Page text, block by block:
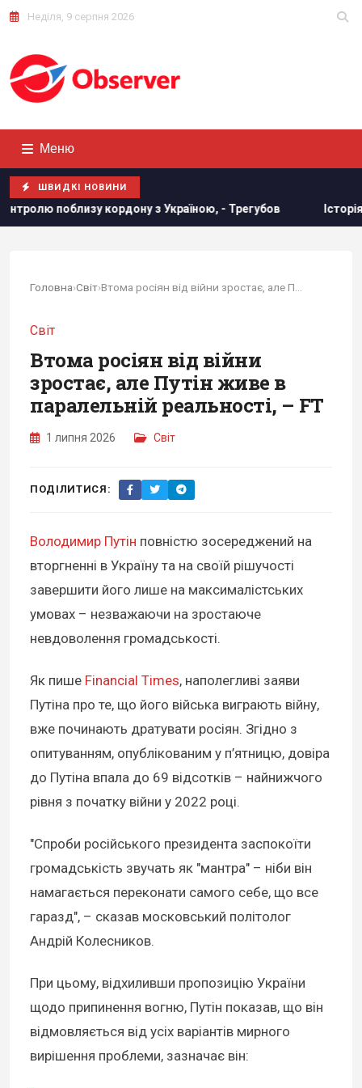
Неділя, 9 серпня 2026
Меню
ШВИДКІ НОВИНИ
з Україною, - Трегубов Історія про те, що
Головна›Світ›
Світ
Втома росіян від війни
зростає, але Путін живе в
паралельній реальності, – FT
1 липня 2026 Світ
ПОДІЛИТИСЯ:
Володимир Путін повністю зосереджений на
вторгненні в Україну та на своїй рішучості
завершити його лише на максималістських
умовах – незважаючи на зростаюче
невдоволення громадськості.
Як пише Financial Times, наполегливі заяви
Путіна про те, що його війська виграють війну,
вже починають дратувати росіян. Згідно з
опитуванням, опублікованим у п’ятницю, довіра
до Путіна впала до 69 відсотків – найнижчого
рівня з початку війни у 2022 році.
"Спроби російського президента заспокоїти
громадськість звучать як "мантра" – ніби він
намагається переконати самого себе, що все
гаразд", – сказав московський політолог
Андрій Колесников.
При цьому, відхиливши пропозицію України
щодо припинення вогню, Путін показав, що він
відмовляється від усіх варіантів мирного
вирішення проблеми, зазначає він: